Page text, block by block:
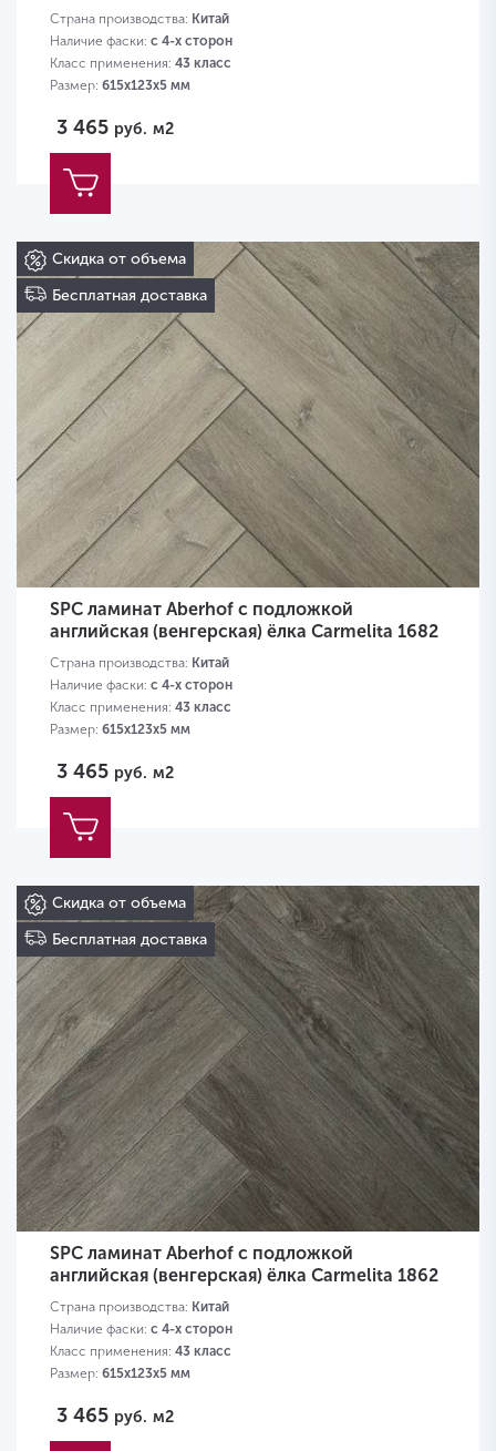
Страна производства: Китай
Наличие фаски: с 4-х сторон
Класс применения: 43 класс
Размер: 615х123х5 мм
3 465 руб. м2
Скидка от объема
Бесплатная доставка
SPC ламинат Aberhof с подложкой
английская (венгерская) ёлка Carmelita 1682
Страна производства: Китай
Наличие фаски: с 4-х сторон
Класс применения: 43 класс
Размер: 615х123х5 мм
3 465 руб. м2
Скидка от объема
Бесплатная доставка
SPC ламинат Aberhof с подложкой
английская (венгерская) ёлка Carmelita 1862
Страна производства: Китай
Наличие фаски: с 4-х сторон
Класс применения: 43 класс
Размер: 615х123х5 мм
3 465 руб. м2